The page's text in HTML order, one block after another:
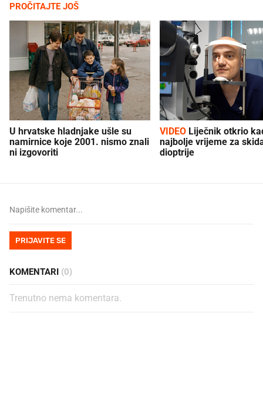
PROČITAJTE JOŠ
U hrvatske hladnjake ušle su
namirnice koje 2001. nismo znali
ni izgovoriti
VIDEO
najbolje vrijeme za
dioptrije
PRIJAVITE SE
KOMENTARI (0)
Trenutno nema komentara.